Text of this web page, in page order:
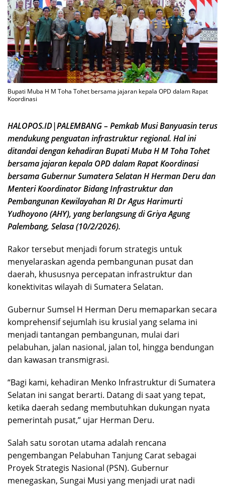
Bupati Muba H M Toha Tohet bersama jajaran kepala OPD dalam Rapat
Koordinasi
HALOPOS.ID|PALEMBANG – Pemkab Musi Banyuasin terus
mendukung penguatan infrastruktur regional. Hal ini
ditandai dengan kehadiran Bupati Muba H M Toha Tohet
bersama jajaran kepala OPD dalam Rapat Koordinasi
bersama Gubernur Sumatera Selatan H Herman Deru dan
Menteri Koordinator Bidang Infrastruktur dan
Pembangunan Kewilayahan RI Dr Agus Harimurti
Yudhoyono (AHY), yang berlangsung di Griya Agung
Palembang, Selasa (10/2/2026).
Rakor tersebut menjadi forum strategis untuk
menyelaraskan agenda pembangunan pusat dan
daerah, khususnya percepatan infrastruktur dan
konektivitas wilayah di Sumatera Selatan.
Gubernur Sumsel H Herman Deru memaparkan secara
komprehensif sejumlah isu krusial yang selama ini
menjadi tantangan pembangunan, mulai dari
pelabuhan, jalan nasional, jalan tol, hingga bendungan
dan kawasan transmigrasi.
“Bagi kami, kehadiran Menko Infrastruktur di Sumatera
Selatan ini sangat berarti. Datang di saat yang tepat,
ketika daerah sedang membutuhkan dukungan nyata
pemerintah pusat,” ujar Herman Deru.
Salah satu sorotan utama adalah rencana
pengembangan Pelabuhan Tanjung Carat sebagai
Proyek Strategis Nasional (PSN). Gubernur
menegaskan, Sungai Musi yang menjadi urat nadi